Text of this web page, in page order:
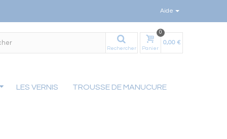
Aide
Rechercher Panier
0
0,00 €
LES VERNIS TROUSSE DE MANUCURE